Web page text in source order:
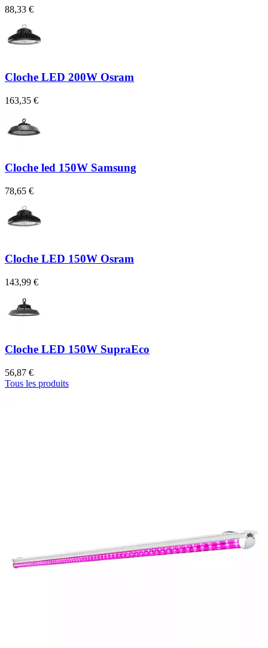
88,33 €
Cloche LED 200W Osram
163,35 €
Cloche led 150W Samsung
78,65 €
Cloche LED 150W Osram
143,99 €
Cloche LED 150W SupraEco
56,87 €
Tous les produits